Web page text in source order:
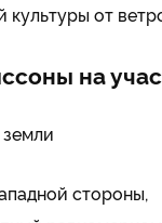
культуры от
на
стороны,